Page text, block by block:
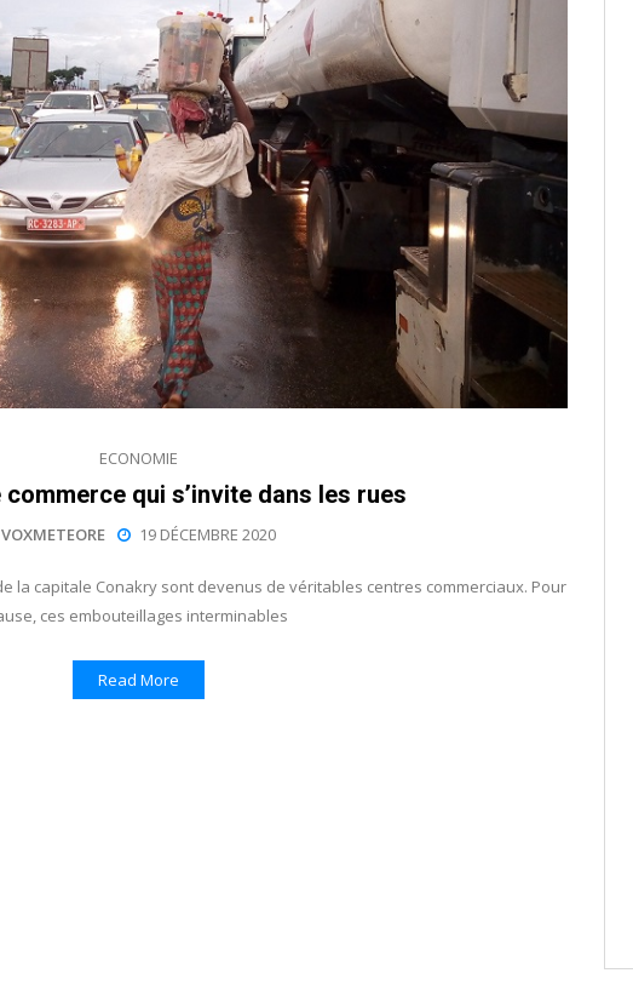
ECONOMIE
commerce qui s’invite dans les rues
VOXMETEORE 19 DÉCEMBRE 2020
la capitale Conakry sont devenus de véritables centres commerciaux. Pour
ces embouteillages interminables
Read More